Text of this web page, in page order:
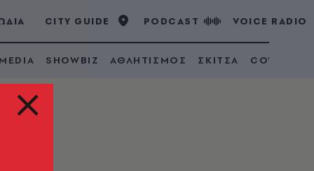
CITY GUIDE PODCAST VOICE RADIO
SHOWBIZ ΑΘΛΗΤΙΣΜΟΣ ΣΚΙΤΣΑ COVID 19